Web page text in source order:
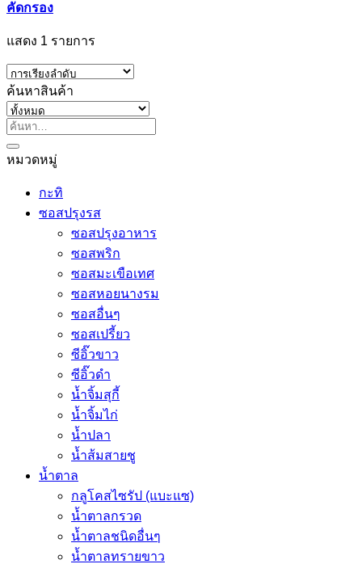
คัดกรอง
แสดง 1 รายการ
ค้นหาสินค้า
ค้นหา:
หมวดหมู่
กะทิ
ซอสปรุงรส
ซอสปรุงอาหาร
ซอสพริก
ซอสมะเขือเทศ
ซอสหอยนางรม
ซอสอื่นๆ
ซอสเปรี้ยว
ซีอิ๊วขาว
ซีอิ๊วดำ
น้ำจิ้มสุกี้
น้ำจิ้มไก่
น้ำปลา
น้ำส้มสายชู
น้ำตาล
กลูโคสไซรัป (แบะแซ)
น้ำตาลกรวด
น้ำตาลชนิดอื่นๆ
น้ำตาลทรายขาว